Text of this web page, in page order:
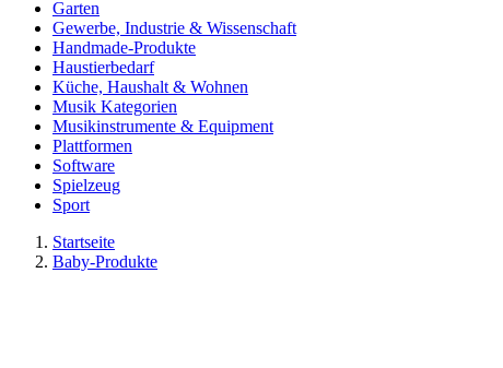
Garten
Gewerbe, Industrie & Wissenschaft
Handmade-Produkte
Haustierbedarf
Küche, Haushalt & Wohnen
Musik Kategorien
Musikinstrumente & Equipment
Plattformen
Software
Spielzeug
Sport
Startseite
Baby-Produkte